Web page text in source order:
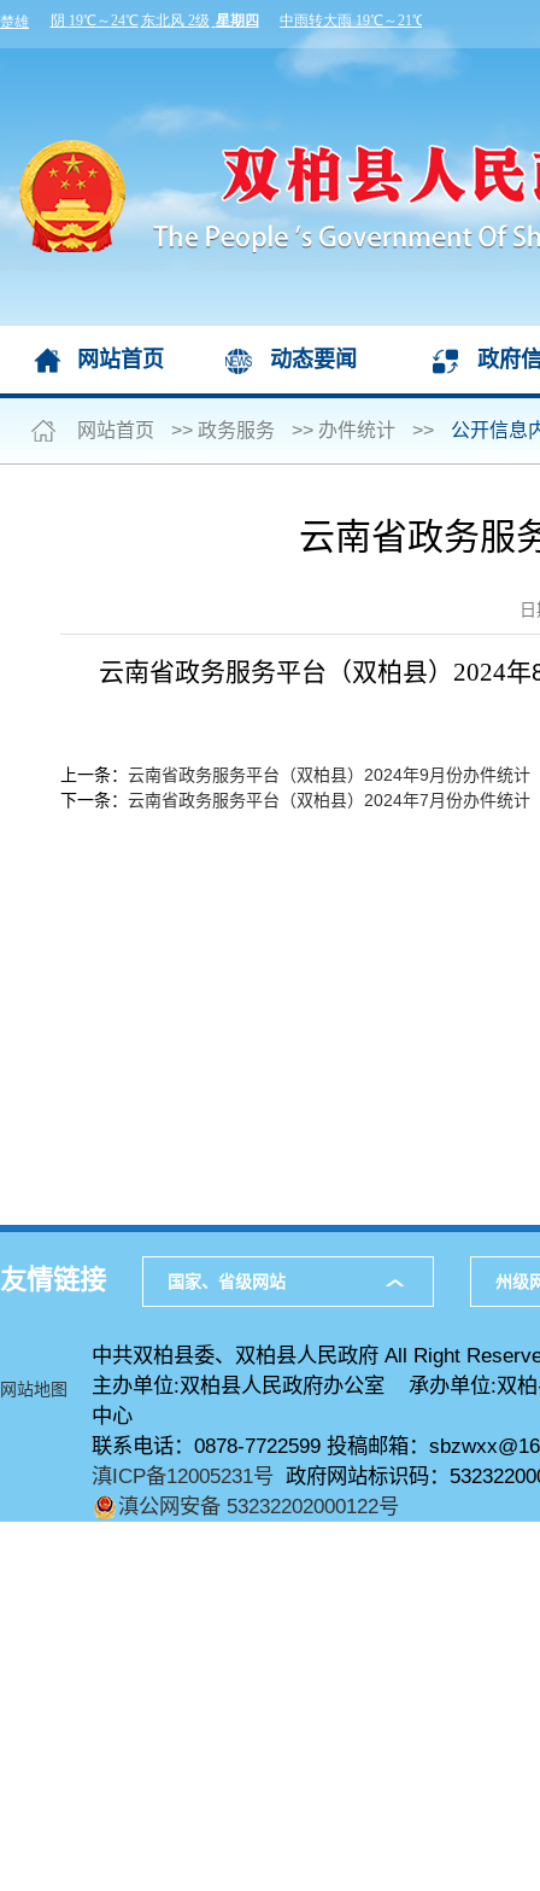
网站首页 动态要闻 政府
网站首页 >> 政务服务 >> 办件统计 >> 公开信息
云南省政务服
云南省政务服务平台（双柏县） 2024年
上一条： 云南省政务服务平台（双柏县）2024年9月份办件统计
下一条： 云南省政务服务平台（双柏县）2024年7月份办件统计
友情链接 国家、省级网站 州级
网站地图
中共双柏县委、双柏县人民政府 All Right
主办单位:双柏县人民政府办公室 承办单位:双
中心
联系电话：0878-7722599 投稿邮箱：
滇ICP备12005231号 政府网站标识码：
滇公网安备 53232202000122号